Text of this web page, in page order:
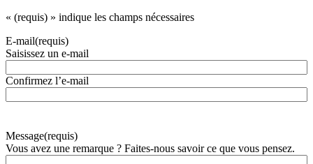
« (requis) » indique les champs nécessaires
E-mail(requis)
Saisissez un e-mail
Confirmez l’e-mail
Message(requis)
Vous avez une remarque ? Faites-nous savoir ce que vous pensez.